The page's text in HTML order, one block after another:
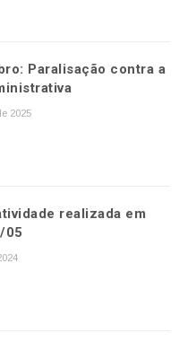
Paralisação contra a
2025
realizada em
05